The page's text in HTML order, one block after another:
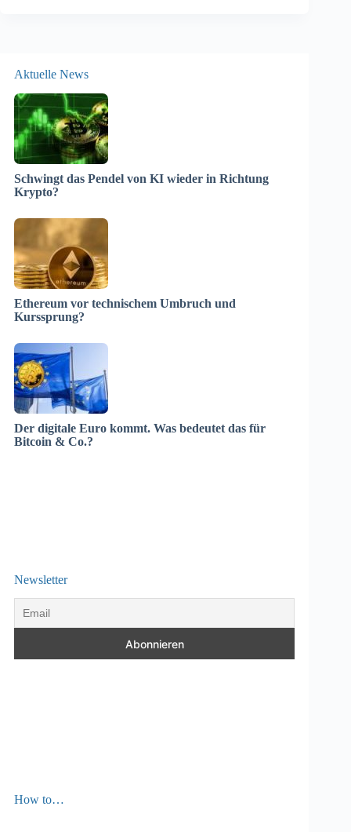
Aktuelle News
Schwingt das Pendel von KI wieder in Richtung
Krypto?
Ethereum vor technischem Umbruch und
Kurssprung?
Der digitale Euro kommt. Was bedeutet das für
Bitcoin & Co.?
Newsletter
How to…